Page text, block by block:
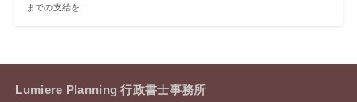
までの支給を...
Lumiere Planning 行政書士事務所